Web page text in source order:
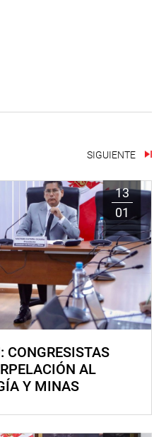
SIGUIENTE
13
01
CONGRESISTAS
AL
Y MINAS